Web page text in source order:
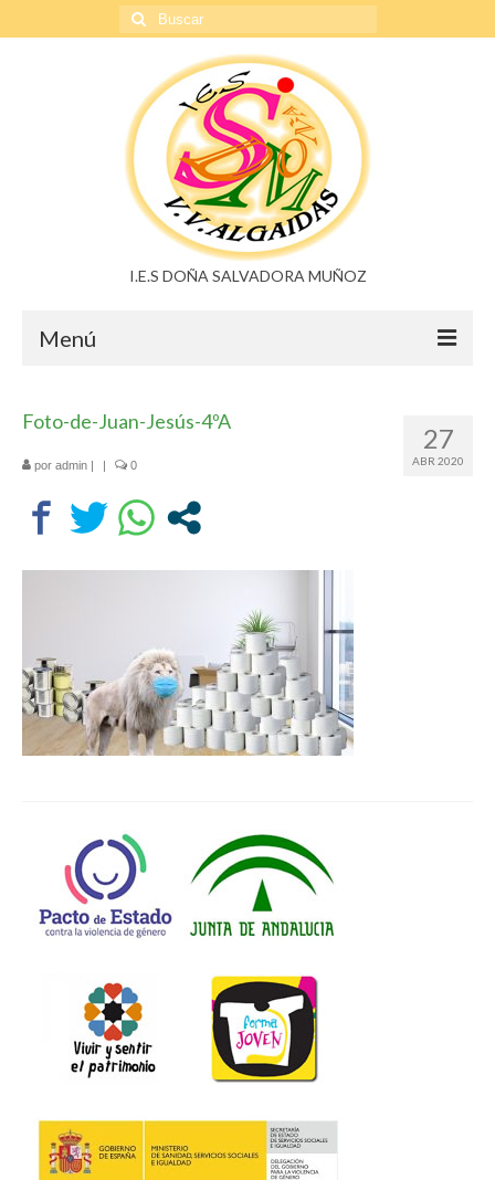
Buscar
por:
I.E.S DOÑA SALVADORA MUÑOZ
Menú
Departamentos
Ciencias Naturales
Inglés
Religión
El Centro
Historia
Profesorado
Ampa
Horario / Organización
Curso académico
Planes y Proyectos
Coeducación
27
ABR 2020
Foto-de-Juan-Jesús-4ºA
por admin | | 0